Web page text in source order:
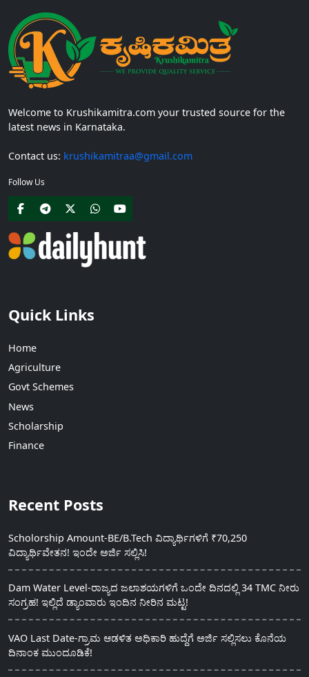
Welcome to Krushikamitra.com your trusted source for the
latest news in Karnataka.
Contact us: krushikamitraa@gmail.com
Follow Us
Quick Links
Home
Agriculture
Govt Schemes
News
Scholarship
Finance
Recent Posts
Scholorship Amount-BE/B.Tech ವಿದ್ಯಾರ್ಥಿಗಳಿಗೆ ₹70,250
ವಿದ್ಯಾರ್ಥಿವೇತನ! ಇಂದೇ ಅರ್ಜಿ ಸಲ್ಲಿಸಿ!
Dam Water Level-ರಾಜ್ಯದ ಜಲಾಶಯಗಳಿಗೆ ಒಂದೇ ದಿನದಲ್ಲಿ 34 TMC ನೀರು
ಸಂಗ್ರಹ! ಇಲ್ಲಿದೆ ಡ್ಯಾಂವಾರು ಇಂದಿನ ನೀರಿನ ಮಟ್ಟ!
VAO Last Date-ಗ್ರಾಮ ಆಡಳಿತ ಅಧಿಕಾರಿ ಹುದ್ದೆಗೆ ಅರ್ಜಿ ಸಲ್ಲಿಸಲು ಕೊನೆಯ
ದಿನಾಂಕ ಮುಂದೂಡಿಕೆ!